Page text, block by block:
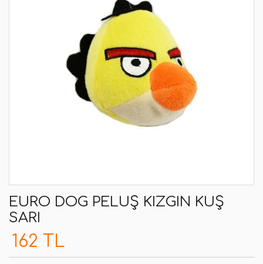
EURO DOG PELUŞ KIZGIN KUŞ
SARI
162 TL